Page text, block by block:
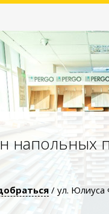
напольных
/ ул. Юлиуса